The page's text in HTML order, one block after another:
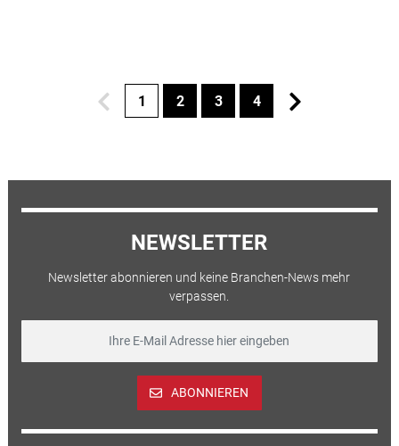
1 2 3 4
NEWSLETTER
Newsletter abonnieren und keine Branchen-News mehr
verpassen.
ABONNIEREN